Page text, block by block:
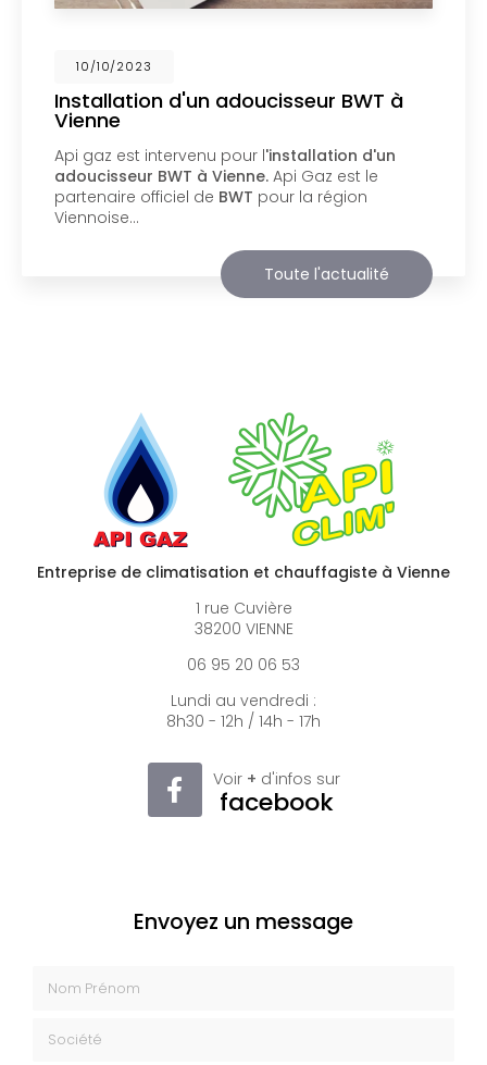
02/10/2023
Nouveau support de communication
web
Api Gaz à Viennevous présente son nouveau
support de communication web réalisé par la
sociétéBIIM COM . Vous souhaitant une
agréable visite, si vous avez besoin…
Toute l'actualité
Entreprise de climatisation et chauffagiste à Vienne
1 rue Cuvière
38200 VIENNE
06 95 20 06 53
Lundi au vendredi :
8h30 - 12h / 14h - 17h
Voir + d'infos sur
facebook
Envoyez un message